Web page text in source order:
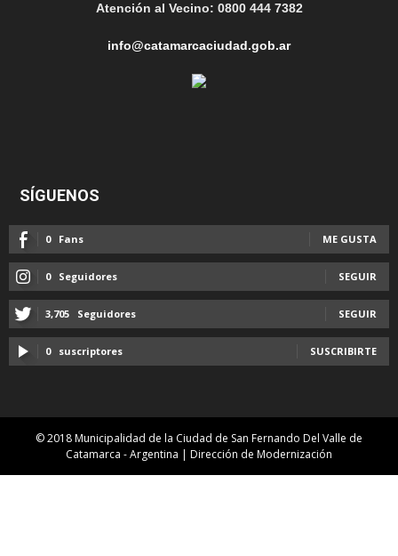
Atención al Vecino: 0800 444 7382
info@catamarcaciudad.gob.ar
SÍGUENOS
0 Fans ME GUSTA
0 Seguidores SEGUIR
3,705 Seguidores SEGUIR
0 suscriptores SUSCRIBIRTE
© 2018 Municipalidad de la Ciudad de San Fernando Del Valle de
Catamarca - Argentina | Dirección de Modernización